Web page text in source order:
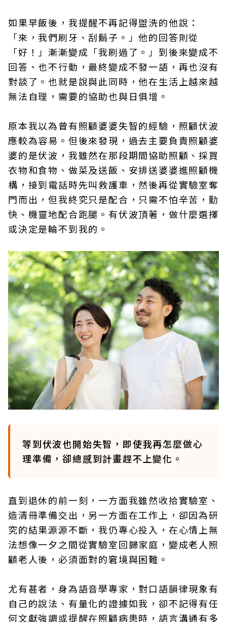
如果早飯後，我提醒不再記得盥洗的他說：
「來，我們刷牙、刮鬍子。」他的回答則從
「好！」漸漸變成「我刷過了。」到後來變成不
回答、也不行動，最終變成不發一語，再也沒有
對談了。也就是說與此同時，他在生活上越來越
無法自理，需要的協助也與日俱增。
原本我以為曾有照顧婆婆失智的經驗，照顧伏波
應較為容易。但後來發現，過去主要負責照顧婆
婆的是伏波，我雖然在那段期間協助照顧、採買
衣物和食物、做菜及送飯、安排送婆婆進照顧機
構，接到電話時先叫救護車，然後再從實驗室奪
門而出，但我終究只是配合，只需不怕辛苦，勤
快、機靈地配合跑腿。有伏波頂著，做什麼選擇
或決定是輪不到我的。
等到伏波也開始失智，即使我再怎麼做心
理準備，卻總感到計畫趕不上變化。
直到退休的前一刻，一方面我雖然收拾實驗室、
造清冊準備交出，另一方面在工作上，卻因為研
究的結果源源不斷，我仍專心投入，在心情上無
法想像一夕之間從實驗室回歸家庭，變成老人照
顧老人後，必須面對的窘境與困難。
尤有甚者，身為語音學專家，對口語韻律現象有
自己的說法、有量化的證據如我，卻不記得有任
何文獻強調或提醒在照顧病患時，語言溝通有多